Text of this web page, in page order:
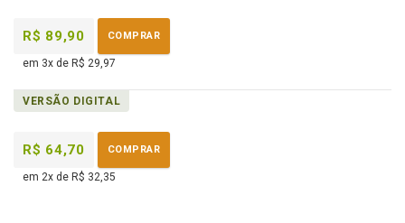
R$ 89,90 COMPRAR
em 3x de R$ 29,97
VERSÃO DIGITAL
R$ 64,70 COMPRAR
em 2x de R$ 32,35